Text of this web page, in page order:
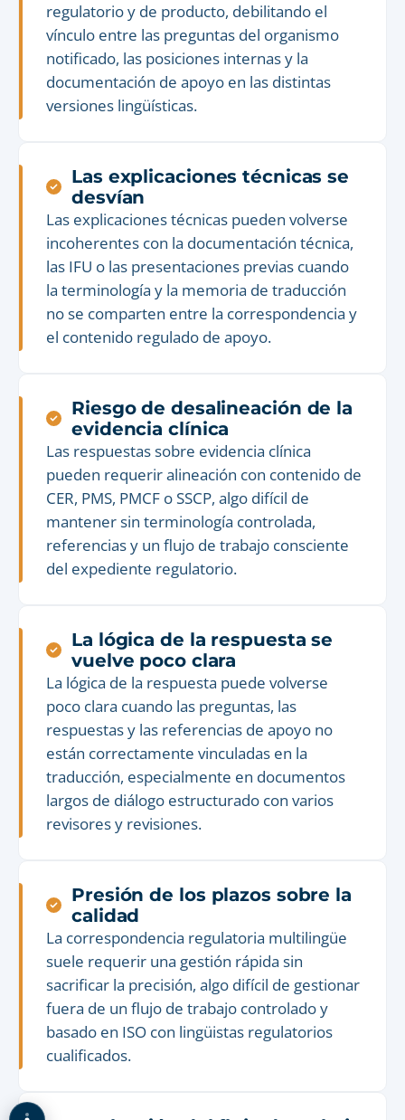
regulatorio y de producto, debilitando el
vínculo entre las preguntas del organismo
notificado, las posiciones internas y la
documentación de apoyo en las distintas
versiones lingüísticas.
Las explicaciones técnicas se
desvían
Las explicaciones técnicas pueden volverse
incoherentes con la documentación técnica,
las IFU o las presentaciones previas cuando
la terminología y la memoria de traducción
no se comparten entre la correspondencia y
el contenido regulado de apoyo.
Riesgo de desalineación de la
evidencia clínica
Las respuestas sobre evidencia clínica
pueden requerir alineación con contenido de
CER, PMS, PMCF o SSCP, algo difícil de
mantener sin terminología controlada,
referencias y un flujo de trabajo consciente
del expediente regulatorio.
La lógica de la respuesta se
vuelve poco clara
La lógica de la respuesta puede volverse
poco clara cuando las preguntas, las
respuestas y las referencias de apoyo no
están correctamente vinculadas en la
traducción, especialmente en documentos
largos de diálogo estructurado con varios
revisores y revisiones.
Presión de los plazos sobre la
calidad
La correspondencia regulatoria multilingüe
suele requerir una gestión rápida sin
sacrificar la precisión, algo difícil de gestionar
fuera de un flujo de trabajo controlado y
basado en ISO con lingüistas regulatorios
cualificados.